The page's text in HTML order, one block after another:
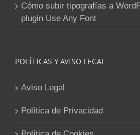
Cómo subir tipografías a
plugin Use Any Font
POLÍTICAS Y AVISO LEGAL
Aviso Legal
Política de Privacidad